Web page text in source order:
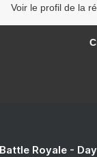
Voir le profil de la
Royale -